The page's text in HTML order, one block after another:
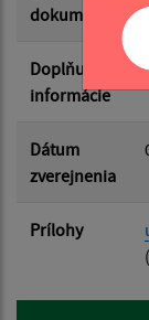
dokumentu
Doplňujúce
informácie
Dátum
zverejnenia
Prílohy